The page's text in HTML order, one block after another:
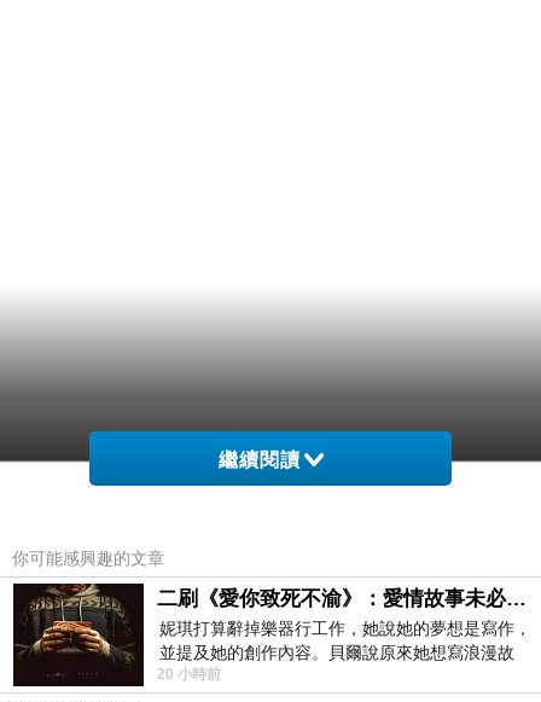
繼續閱讀
你可能感興趣的文章
二刷《愛你致死不渝》：愛情故事未必是浪漫故事
妮琪打算辭掉樂器行工作，她說她的夢想是寫作，
並提及她的創作內容。貝爾說原來她想寫浪漫故
事，妮琪回應：「不是浪漫故事，是愛情
20 小時前